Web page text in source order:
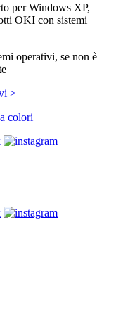
per Windows XP,
OKI con sistemi
operativi, se non è
>
colori